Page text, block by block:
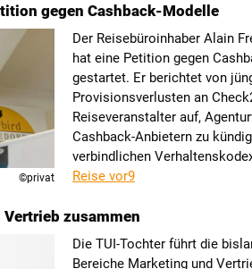
gegen Cashback-Modelle
©privat
Der Reisebüroinhaber Alain
hat eine Petition gegen
gestartet. Er berichtet von
Provisionsverlusten an
Reiseveranstalter auf,
Cashback-Anbietern zu
verbindlichen
Reise vor9
zusammen
Die TUI-Tochter führt die
Bereiche Marketing und